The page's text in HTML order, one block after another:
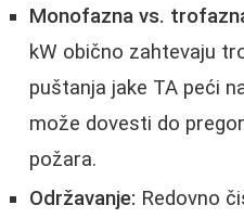
Monofazna vs.
kW obično zahtevaju
puštanja jake TA peći
može dovesti do
požara.
Održavanje: Redovno